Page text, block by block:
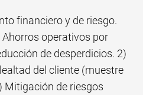
financiero y de riesgo.
operativos por
de desperdicios. 2)
del cliente (muestre
Mitigación de riesgos